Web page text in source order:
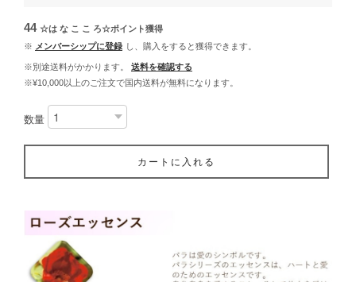
44 ☆は な こ こ ろ☆ポイント獲得
※ メンバーシップに登録 し、購入をすると獲得できます。
※別途送料がかかります。
送料を確認する
※¥10,000以上のご注文で国内送料が無料になります。
数量
カートに入れる